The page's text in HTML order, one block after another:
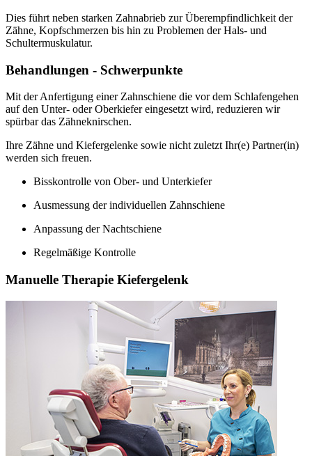
Dies führt neben starken Zahnabrieb zur Überempfindlichkeit der
Zähne, Kopfschmerzen bis hin zu Problemen der Hals- und
Schultermuskulatur.
Behandlungen - Schwerpunkte
Mit der Anfertigung einer Zahnschiene die vor dem Schlafengehen
auf den Unter- oder Oberkiefer eingesetzt wird, reduzieren wir
spürbar das Zähneknirschen.
Ihre Zähne und Kiefergelenke sowie nicht zuletzt Ihr(e) Partner(in)
werden sich freuen.
Bisskontrolle von Ober- und Unterkiefer
Ausmessung der individuellen Zahnschiene
Anpassung der Nachtschiene
Regelmäßige Kontrolle
Manuelle Therapie Kiefergelenk